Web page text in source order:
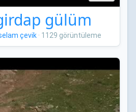
gülüm
çevik· 1129 görüntüleme